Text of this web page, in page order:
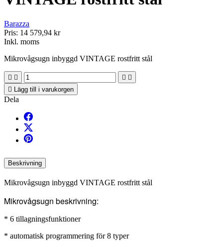
Barazza
Pris: 14 579,94 kr
Inkl. moms
Mikrovågsugn inbyggd VINTAGE rostfritt stål
   

Lägg till i varukorgen
Dela
Beskrivning
Mikrovågsugn inbyggd VINTAGE rostfritt stål
Mikrovågsugn beskrivning:
* 6 tillagningsfunktioner
* automatisk programmering för 8 typer